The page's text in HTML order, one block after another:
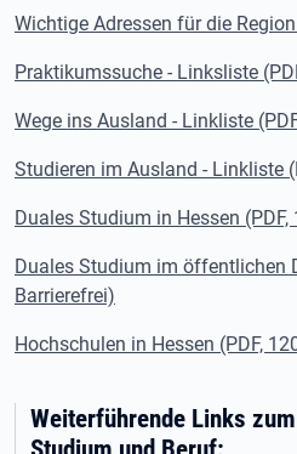
Wichtige Adressen für die
Praktikumssuche - Linksliste
Wege ins Ausland - Linkliste
Studieren im Ausland - Linkliste
Duales Studium in Hessen (PDF,
Duales Studium im öffentlichen
Barrierefrei)
Hochschulen in Hessen (PDF,
Weiterführende Links